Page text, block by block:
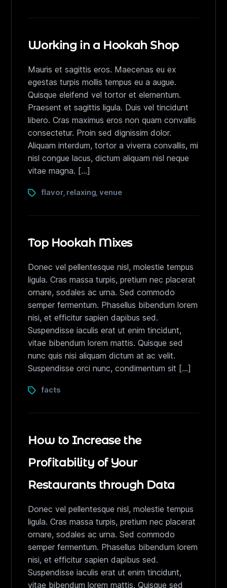
Working in a Hookah Shop
Mauris et sagittis eros. Maecenas eu ex
egestas turpis mollis tempus eu a augue.
Quisque eleifend vel tortor et elementum.
Praesent et sagittis ligula. Duis vel tincidunt
libero. Cras maximus eros non quam convallis
consectetur. Proin sed dignissim dolor.
Aliquam interdum, tortor a viverra convallis, mi
nisl congue lacus, dictum aliquam nisl neque
vitae magna. […]
flavor, relaxing ,venue
Top Hookah Mixes
Donec vel pellentesque nisl, molestie tempus
ligula. Cras massa turpis, pretium nec placerat
ornare, sodales ac urna. Sed commodo
semper fermentum. Phasellus bibendum lorem
nisi, et efficitur sapien dapibus sed.
Suspendisse iaculis erat ut enim tincidunt,
vitae bibendum lorem mattis. Quisque sed
nunc quis nisi aliquam dictum at ac velit.
Suspendisse orci nunc, condimentum sit […]
facts
How to Increase the
Profitability of Your
Restaurants through Data
Donec vel pellentesque nisl, molestie tempus
ligula. Cras massa turpis, pretium nec placerat
ornare, sodales ac urna. Sed commodo
semper fermentum. Phasellus bibendum lorem
nisi, et efficitur sapien dapibus sed.
Suspendisse iaculis erat ut enim tincidunt,
vitae bibendum lorem mattis. Quisque sed